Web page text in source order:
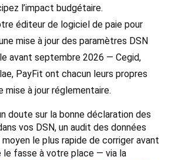
l’impact budgétaire.
éditeur de logiciel de paie pour
mise à jour des paramètres DSN
avant septembre 2026 — Cegid,
PayFit ont chacun leurs propres
mise à jour réglementaire.
doute sur la bonne déclaration des
vos DSN, un audit des données
le plus rapide de corriger avant
le fasse à votre place — via la